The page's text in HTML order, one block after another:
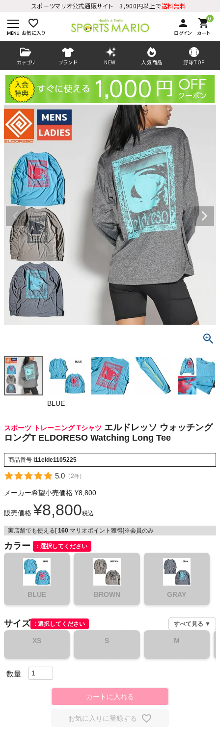
スポーツマリオ公式通販サイト 3,900円以上で送料無料
favorite_border
お気に入り
person
ログイン
0
shopping_cart
カート
カテゴリ ブランド NEW 人気商品 野球TOP
ログイン 会員登録
ようこそ ゲスト 様
検索
商品が見つからない方はこちら
最近閲覧した商品
ORESO Wat
ching Long
Tee
(税込)
THE NORTH FACE
CHUMS
もっと見る
メンズカジュアルウェア
レディースカジュアルウェア
メンズスポーツウェア
スポーツシューズ
もっと見る
BLUE
スポーツ トレーニング Tシャツ エルドレッソ ウォッチング
ロングT ELDORESO Watching Long Tee
商品番号 i11elde1105225
5.0 （2件）
メーカー希望小売価格 ¥8,800
販売価格 ¥8,800税込
実店舗でも使える[ 160 マリオポイント獲得]※会員のみ
カラー 選択してください
BLUE BROWN GRAY
サイズ 選択してください すべて見る ▼
XS S M
カートに入れる
お気に入りに登録する